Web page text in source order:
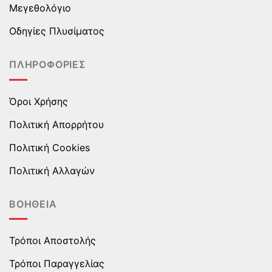
επιλεγούν
στη
σελίδα
προϊόντος
Μεγεθολόγιο
Οδηγίες Πλυσίματος
ΠΛΗΡΟΦΟΡΊΕΣ
Όροι Χρήσης
Πολιτική Απορρήτου
Πολιτική Cookies
Πολιτική Αλλαγών
ΒΟΉΘΕΙΑ
Τρόποι Αποστολής
Τρόποι Παραγγελίας